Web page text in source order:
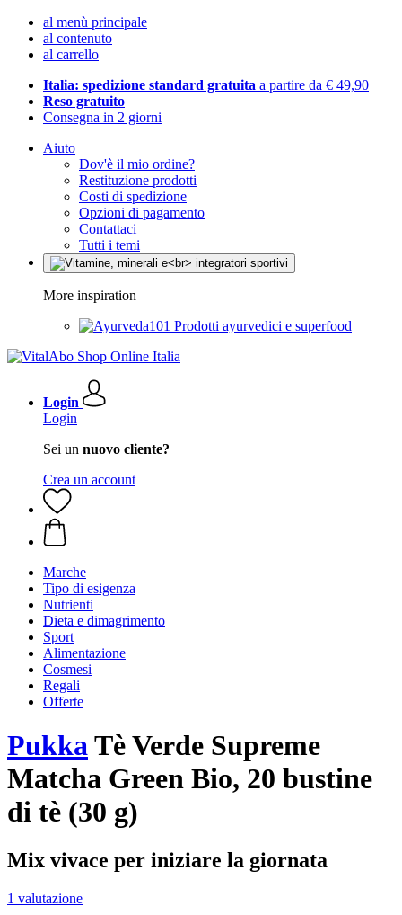
al menù principale
al contenuto
al carrello
Italia: spedizione standard gratuita a partire da € 49,90
Reso gratuito
Consegna in 2 giorni
Aiuto
Dov'è il mio ordine?
Restituzione prodotti
Costi di spedizione
Opzioni di pagamento
Contattaci
Tutti i temi
More inspiration
Prodotti ayurvedici e superfood
Login
Login
Sei un nuovo cliente?
Crea un account
Marche
Tipo di esigenza
Nutrienti
Dieta e dimagrimento
Sport
Alimentazione
Cosmesi
Regali
Offerte
PukkaTè Verde Supreme
Matcha Green Bio, 20 bustine
di tè (30 g)
Mix vivace per iniziare la giornata
1 valutazione